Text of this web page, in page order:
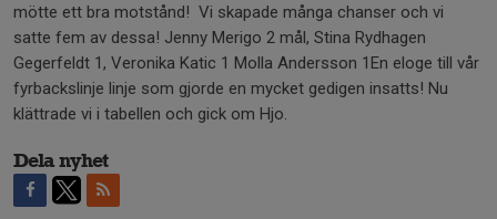
mötte ett bra motstånd! Vi skapade många chanser och vi
satte fem av dessa! Jenny Merigo 2 mål, Stina Rydhagen
Gegerfeldt 1, Veronika Katic 1 Molla Andersson 1En eloge till vår
fyrbackslinje linje som gjorde en mycket gedigen insatts! Nu
klättrade vi i tabellen och gick om Hjo.
Dela nyhet